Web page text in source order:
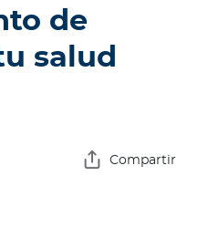
de
salud
Compartir